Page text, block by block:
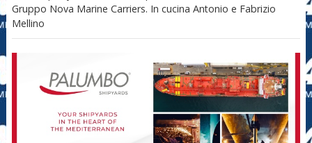
Gruppo Nova Marine Carriers. In cucina Antonio e Fabrizio
Mellino